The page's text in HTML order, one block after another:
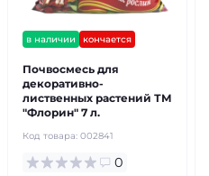
в наличии кончается
Почвосмесь для
декоративно-
лиственных растений ТМ
"Флорин" 7 л.
Код товара: 002841
0